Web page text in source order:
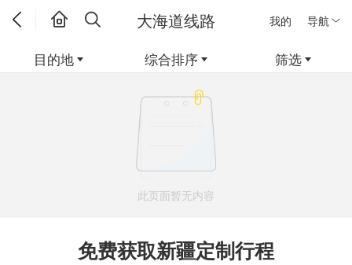
我的 导航
大海道线路
此页面暂无内容
免费获取新疆定制行程
目的地 综合排序 筛选